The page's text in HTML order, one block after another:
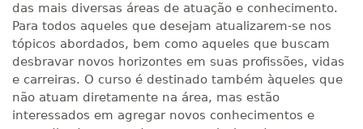
das mais diversas áreas de atuação e conhecimento.
Para todos aqueles que desejam atualizarem-se nos
tópicos abordados, bem como aqueles que buscam
desbravar novos horizontes em suas profissões, vidas
e carreiras. O curso é destinado também àqueles que
não atuam diretamente na área, mas estão
interessados em agregar novos conhecimentos e